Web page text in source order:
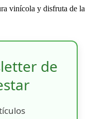
vinícola y disfruta de la
de